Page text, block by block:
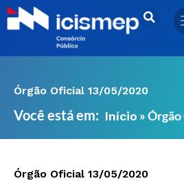
Ir
para
Órgão Oficial 13/05/2020
Você está em: Início »
Órgão Oficial 13/05/2020